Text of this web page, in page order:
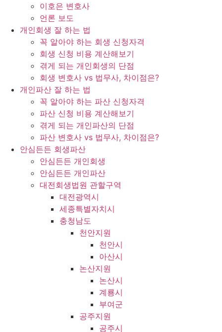
이호은 변호사
언론 보도
개인회생 잘 하는 법
꼭 알아야 하는 회생 신청자격
회생 신청 비용 계산해보기
겪게 되는 개인회생의 단점
회생 변호사 vs 법무사, 차이점은?
개인파산 잘 하는 법
꼭 알아야 하는 파산 신청자격
파산 신청 비용 계산해보기
겪게 되는 개인파산의 단점
파산 변호사 vs 법무사, 차이점은?
안심든든 회생파산
안심든든 개인회생
안심든든 개인파산
대전회생법원 관할구역
대전광역시
세종특별자치시
충청남도
천안지원
천안시
아산시
논산지원
논산시
계룡시
부여군
공주지원
공주시